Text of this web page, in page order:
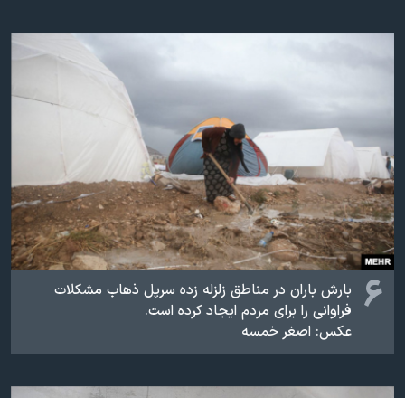
۶
بارش باران در مناطق زلزله زده سرپل ذهاب مشکلات
فراوانی را برای مردم ایجاد کرده است.
عکس: اصغر خمسه